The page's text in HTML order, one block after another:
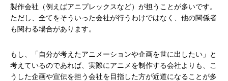
製作会社（例えばアニプレックスなど）が担うことが多いです。
ただし、全てをそういった会社が行うわけではなく、他の関係者
も関わる場合があります。
もし、「自分が考えたアニメーションや企画を世に出したい」と
考えているのであれば、実際にアニメを制作する会社よりも、こ
うした企画や宣伝を担う会社を目指した方が近道になることが多